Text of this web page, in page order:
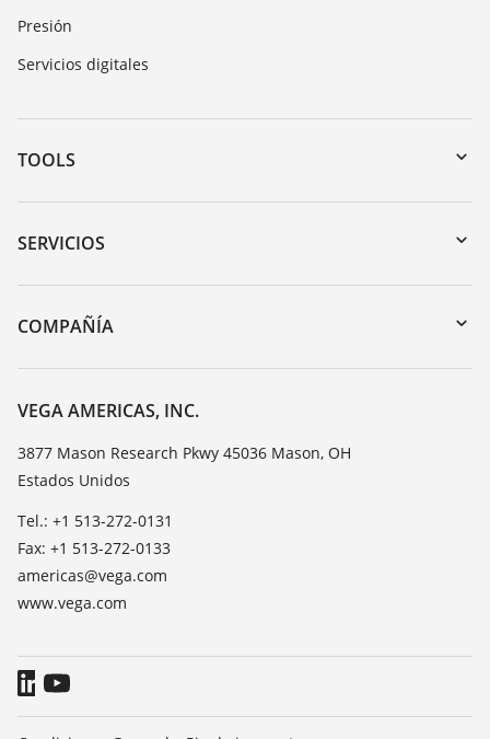
Presión
Servicios digitales
TOOLS
Zona de descarga
Búsqueda por número de serie
DTM Collection/PACTware
SERVICIOS
Devolución de instrumentos
Cursos de formacion
Lista de resistencias
TeamViewer
COMPAÑÍA
Acerca de VEGA
Contacto
Notícias
Prensa
Blog
VEGA AMERICAS, INC.
3877 Mason Research Pkwy 45036 Mason, OH
Estados Unidos
Tel.: +1 513-272-0131
Fax: +1 513-272-0133
americas@vega.com
www.vega.com